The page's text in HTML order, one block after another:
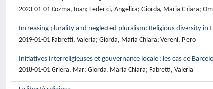
2023-01-01 Cozma, Ioan; Federici, Angelica; Giorda, Maria Chiara;
Increasing plurality and neglected pluralism: Religious diversity in
2019-01-01 Fabretti, Valeria; Giorda, Maria Chiara; Vereni, Piero
Initiatives interreligieuses et gouvernance locale : les cas de
2018-01-01 Griera, Mar; Giorda, Maria Chiara; Fabretti, Valeria